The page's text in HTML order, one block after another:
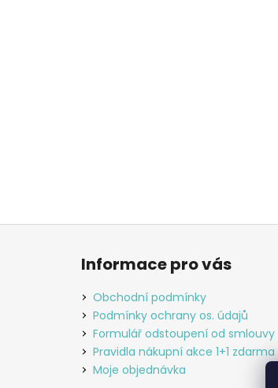
Z
Informace pro vás
Obchodní podmínky
Podmínky ochrany os. údajů
Formulář odstoupení od smlouvy
Pravidla nákupní akce 1+1 zdarma
Moje objednávka